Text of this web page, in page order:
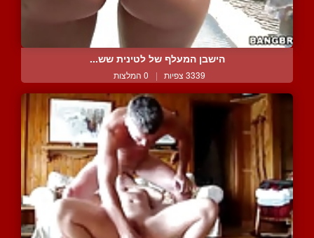
הישבן המעלף של לטינית שש...
3339 צפיות | 0 המלצות